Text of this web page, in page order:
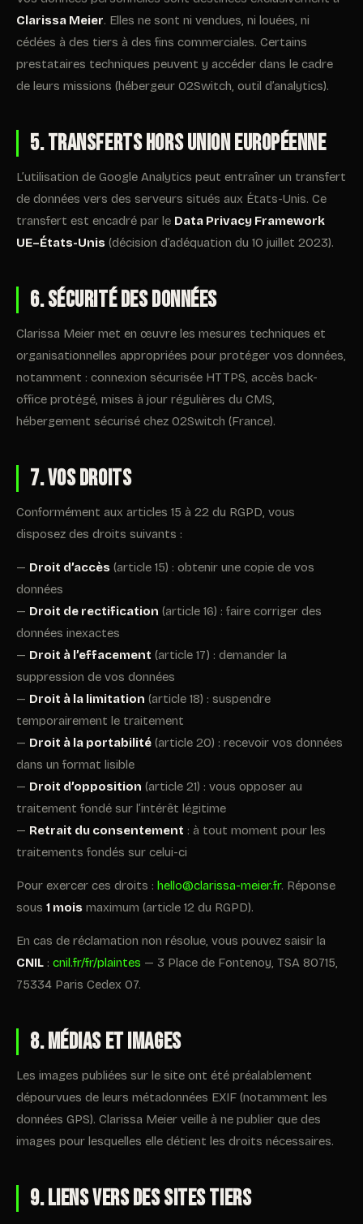
Clarissa Meier. Elles ne sont ni vendues, ni louées, ni
cédées à des tiers à des fins commerciales. Certains
prestataires techniques peuvent y accéder dans le cadre
de leurs missions (hébergeur O2Switch, outil d’analytics).
5. Transferts hors Union Européenne
L’utilisation de Google Analytics peut entraîner un transfert
de données vers des serveurs situés aux États-Unis. Ce
transfert est encadré par le Data Privacy Framework
UE–États-Unis (décision d’adéquation du 10 juillet 2023).
6. Sécurité des données
Clarissa Meier met en œuvre les mesures techniques et
organisationnelles appropriées pour protéger vos données,
notamment : connexion sécurisée HTTPS, accès back-
office protégé, mises à jour régulières du CMS,
hébergement sécurisé chez O2Switch (France).
7. Vos droits
Conformément aux articles 15 à 22 du RGPD, vous
disposez des droits suivants :
— Droit d’accès (article 15) : obtenir une copie de vos
données
— Droit de rectification (article 16) : faire corriger des
données inexactes
— Droit à l’effacement (article 17) : demander la
suppression de vos données
— Droit à la limitation (article 18) : suspendre
temporairement le traitement
— Droit à la portabilité (article 20) : recevoir vos données
dans un format lisible
— Droit d’opposition (article 21) : vous opposer au
traitement fondé sur l’intérêt légitime
— Retrait du consentement : à tout moment pour les
traitements fondés sur celui-ci
Pour exercer ces droits : hello@clarissa-meier.fr. Réponse
sous 1 mois maximum (article 12 du RGPD).
En cas de réclamation non résolue, vous pouvez saisir la
CNIL : cnil.fr/fr/plaintes — 3 Place de Fontenoy, TSA 80715,
75334 Paris Cedex 07.
8. Médias et images
Les images publiées sur le site ont été préalablement
dépourvues de leurs métadonnées EXIF (notamment les
données GPS). Clarissa Meier veille à ne publier que des
images pour lesquelles elle détient les droits nécessaires.
9. Liens vers des sites tiers